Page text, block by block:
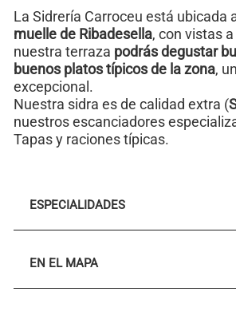
La Sidrería Carroceu está ubicada
muelle de Ribadesella, con vistas
nuestra terraza podrás degustar
buenos platos típicos de la zona,
excepcional.
Nuestra sidra es de calidad extra (
nuestros escanciadores
Tapas y raciones típicas.
ESPECIALIDADES
EN EL MAPA